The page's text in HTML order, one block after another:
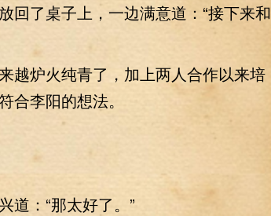
了桌子上，一边满意道：“接下来和
炉火纯青了，加上两人合作以来培
合李阳的想法。
：“那太好了。”